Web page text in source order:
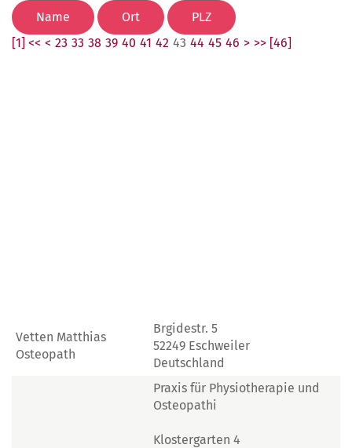
[1] << < 23 33 38 39 40 41 42 43 44 45 46 > >> [46]
Vetten Matthias
Osteopath
Brgidestr. 5
52249 Eschweiler
Deutschland
Praxis für Physiotherapie und
Osteopathi
Klostergarten 4